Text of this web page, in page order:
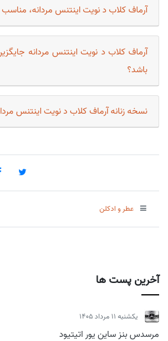
آخرین پست ها
يكشنبه 11 مرداد 1405
مرسدس بنز ساین یور اتیتیود
آرماف کلاب د نویت اینتنس مردانه،
آرماف کلاب د نویت اینتنس مردانه
باشد؟
نسخه زنانه آرماف کلاب د نویت اینتنس
عطر و ادکلن